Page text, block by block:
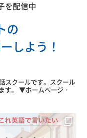
を配信中
の
しよう！
スクールです。スクール
。 ▼ホームページ・